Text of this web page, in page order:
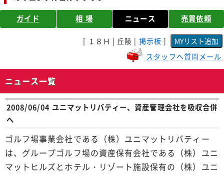
ガイド 相 場 ニュース 売買依頼
[ １８Ｈ | 丘陵 | 掲示板 ]
スタッフへ質問メール
ニュース一覧
2008/06/04 ユニマットリバティー、資産管理会社を吸収合併
へ
ゴルフ場事業会社である（株）ユニマットリバティー
は、グループゴルフ場の資産保有会社である（株）ユニ
マットヒルズとホテル・リゾート施設保有の（株）ユニ